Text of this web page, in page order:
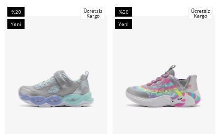
%20
İndirim
%20İndirim
Yeni
Ücretsiz
Kargo
%20
İndirim
%20İndirim
Yeni
Ücretsiz
Kargo